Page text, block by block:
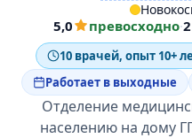
5,0 превосходно·
10 врачей, опыт 10+
Работает в выходные
Отделение
населению на дому